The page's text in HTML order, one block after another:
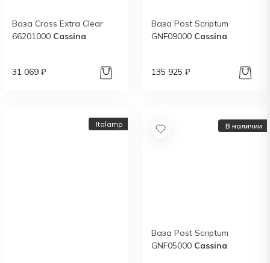
Ваза Cross Extra Clear
66201000 Cassina
31 069 ₽
Ваза Post Scriptum
GNF09000 Cassina
135 925 ₽
Italamp В наличии
Ваза Post Scriptum
GNF05000 Cassina